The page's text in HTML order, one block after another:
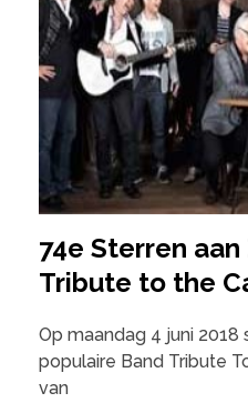
74e Sterren
Tribute to the
Op maandag 4 juni
populaire Band Tribute
van